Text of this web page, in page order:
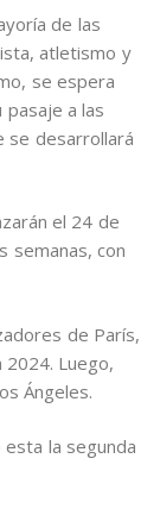
de las
atletismo y
se espera
a las
se desarrollará
el 24 de
semanas, con
de París,
Luego,
Ángeles.
la segunda